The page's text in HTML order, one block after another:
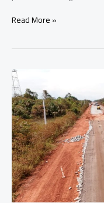
Eduardo
Fluvial
em
Boa
Vista
do
Ramos
e
leva
atendimento
médico
aos
ribeirinhos
Read More »